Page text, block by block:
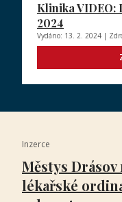
Klinika VIDEO:
2024
Vydáno: 13. 2. 2024 |
Inzerce
Městys
lékařské